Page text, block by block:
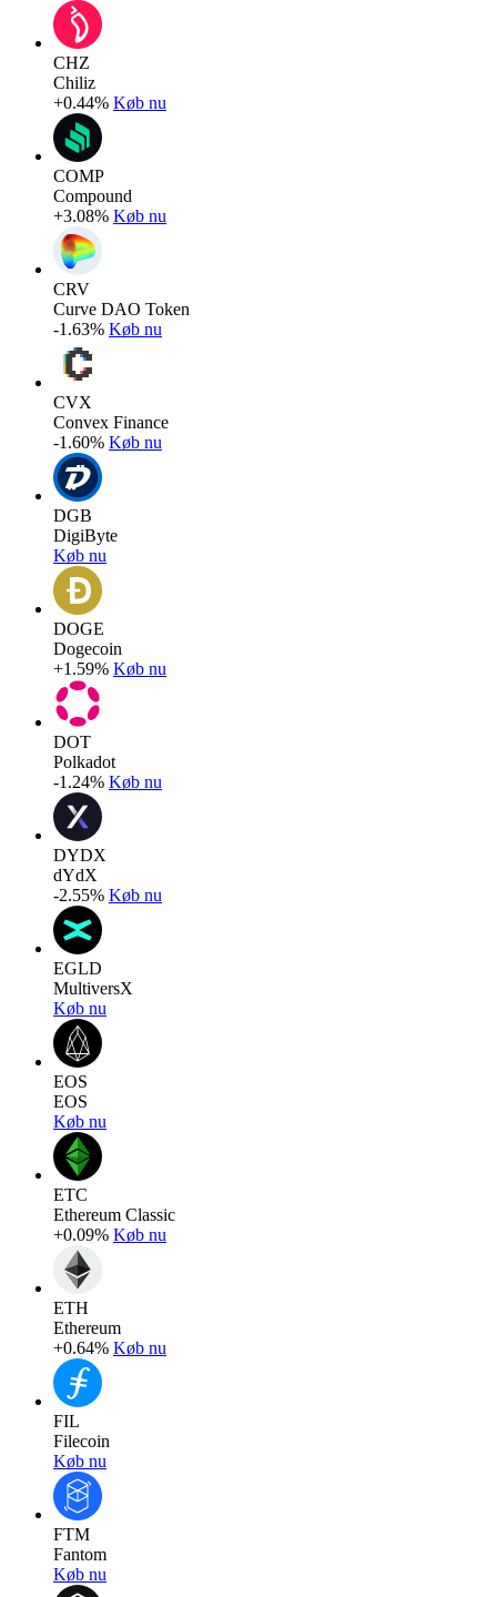
CHZ
Chiliz
+0.44% Køb nu
COMP
Compound
+3.08% Køb nu
CRV
Curve DAO Token
-1.63% Køb nu
CVX
Convex Finance
-1.60% Køb nu
DGB
DigiByte
Køb nu
DOGE
Dogecoin
+1.59% Køb nu
DOT
Polkadot
-1.24% Køb nu
DYDX
dYdX
-2.55% Køb nu
EGLD
MultiversX
Køb nu
EOS
EOS
Køb nu
ETC
Ethereum Classic
+0.09% Køb nu
ETH
Ethereum
+0.64% Køb nu
FIL
Filecoin
Køb nu
FTM
Fantom
Køb nu